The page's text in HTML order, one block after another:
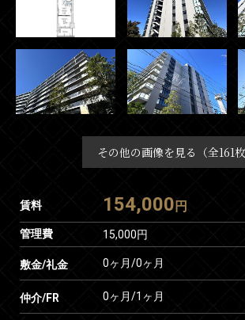
その他の画像を見る（全161枚
賃料 154,000 円
管理費 15,000円
敷金/礼金 0ヶ月/0ヶ月
仲介/FR 0ヶ月/1ヶ月